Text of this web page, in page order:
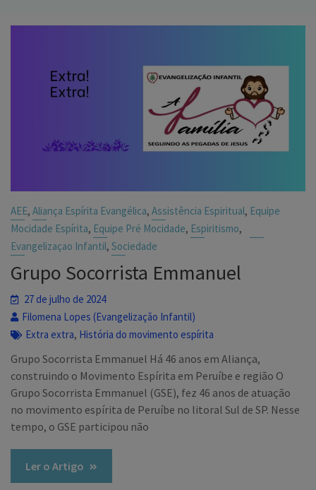
AEE,Aliança Espírita Evangélica,Assistência Espiritual, Equipe
Mocidade Espírita, Equipe Pré Mocidade, Espiritismo,
Evangelizaçao Infantil,Sociedade
Grupo Socorrista Emmanuel
27 de julho de 2024
Filomena Lopes (Evangelização Infantil)
Extra extra, História do movimento espírita
Grupo Socorrista Emmanuel Há 46 anos em Aliança,
construindo o Movimento Espírita em Peruíbe e região O
Grupo Socorrista Emmanuel (GSE), fez 46 anos de atuação
no movimento espírita de Peruíbe no litoral Sul de SP. Nesse
tempo, o GSE participou não
Ler o Artigo